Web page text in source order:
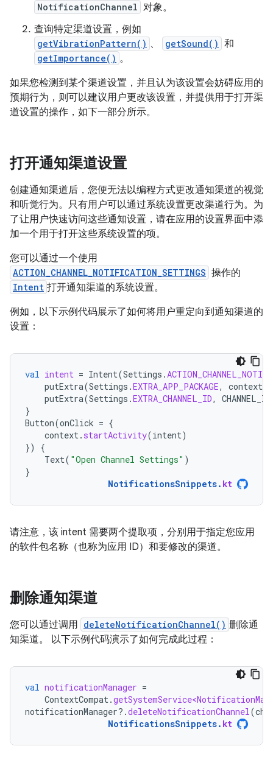
NotificationChannel 对象。
查询特定渠道设置，例如
getVibrationPattern() 、 getSound() 和
getImportance() 。
如果您检测到某个渠道设置，并且认为该设置会妨碍应用的
预期行为，则可以建议用户更改该设置，并提供用于打开渠
道设置的操作，如下一部分所示。
打开通知渠道设置
创建通知渠道后，您便无法以编程方式更改通知渠道的视觉
和听觉行为。只有用户可以通过系统设置更改渠道行为。为
了让用户快速访问这些通知设置，请在应用的设置界面中添
加一个用于打开这些系统设置的项。
您可以通过一个使用
ACTION_CHANNEL_NOTIFICATION_SETTINGS 操作的
Intent 打开通知渠道的系统设置。
例如，以下示例代码展示了如何将用户重定向到通知渠道的
设置：
val intent = Intent(Settings .
putExtra(Settings .EXTRA_APP_PACKAGE, context
putExtra(Settings .EXTRA_CHANNEL_ID, CHANNEL_ID
}
Button(onClick = {
context. startActivity(intent)
})
{
Text( "Open Channel Settings" )
}
NotificationsSnippets. kt
请注意，该 intent 需要两个提取项，分别用于指定您应用
的软件包名称（也称为应用 ID）和要修改的渠道。
删除通知渠道
您可以通过调用 deleteNotificationChannel() 删除通
知渠道。 以下示例代码演示了如何完成此过程：
val notificationManager =
ContextCompat.
notificationManager?.deleteNotificationChannel(
NotificationsSnippets. kt